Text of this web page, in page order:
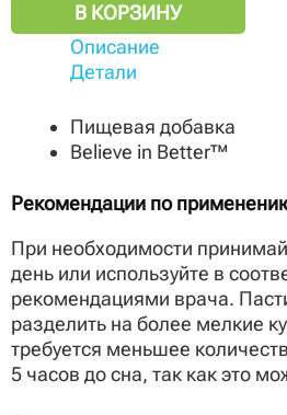
В КОРЗИНУ
Описание
Детали
Пищевая добавка
Believe in Better™
Рекомендации по
При необходимости
день или используйте в
рекомендациями врача.
разделить на более мелкие
требуется меньшее
5 часов до сна, так как это